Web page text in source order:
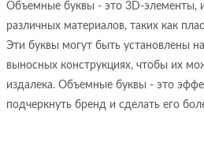
Объемные буквы - это 3D-элементы,
различных материалов, таких как
Эти буквы могут быть установлены
выносных конструкциях, чтобы их
издалека. Объемные буквы - это
подчеркнуть бренд и сделать его